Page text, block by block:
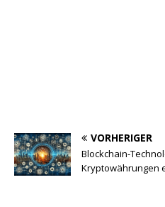
VORHERIGER
Blockchain-
Kryptowährungen